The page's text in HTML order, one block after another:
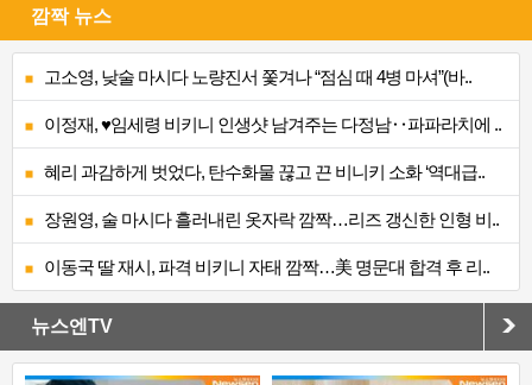
깜짝 뉴스
고소영, 낮술 마시다 노량진서 쫓겨나 “점심 때 4병 마셔”(바..
이정재, ♥임세령 비키니 인생샷 남겨주는 다정남‥파파라치에 ..
혜리 과감하게 벗었다, 탄수화물 끊고 끈 비니키 소화 ‘역대급..
장원영, 술 마시다 흘러내린 옷자락 깜짝…리즈 갱신한 인형 비..
이동국 딸 재시, 파격 비키니 자태 깜짝…美 명문대 합격 후 리..
뉴스엔TV